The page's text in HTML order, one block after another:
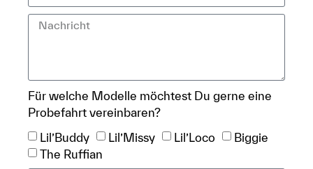
Für welche Modelle möchtest Du gerne eine
Probefahrt vereinbaren?
Lil’Buddy
Lil’Missy Lil’Loco
Biggie
The Ruffian